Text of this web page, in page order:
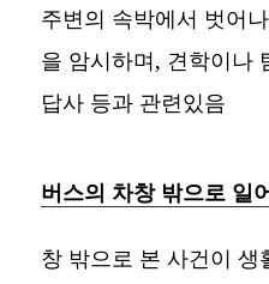
주변의 속박에서 벗어
을 암시하며, 견학이나
답사 등과 관련있음
버스의 차창 밖으로 일
창 밖으로 본 사건이 생